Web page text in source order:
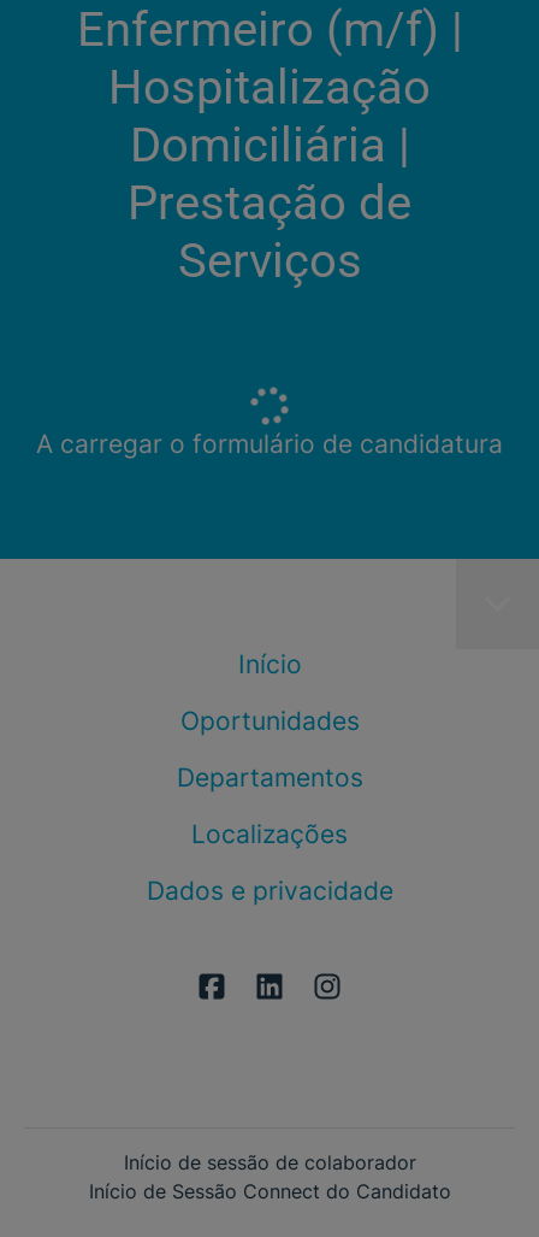
Enfermeiro (m/f)​ |
Hospitalização
Domiciliária |
Prestação de
Serviços
A carregar o formulário de candidatura
Início
Oportunidades
Departamentos
Localizações
Dados e privacidade
Início de sessão de colaborador
Início de Sessão Connect do Candidato